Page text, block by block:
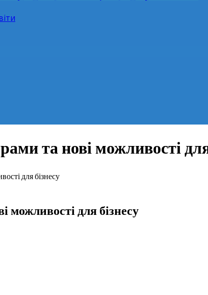
та нові можливості
для бізнесу
можливості для бізнесу